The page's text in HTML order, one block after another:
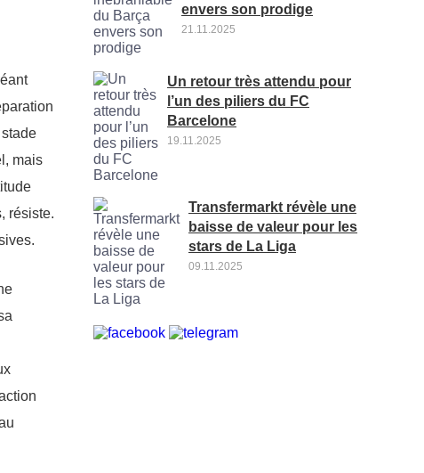
mais
résiste.
envers son prodige
21.11.2025
Un retour très attendu pour
l’un des piliers du FC
Barcelone
19.11.2025
Transfermarkt révèle une
baisse de valeur pour les
stars de La Liga
09.11.2025